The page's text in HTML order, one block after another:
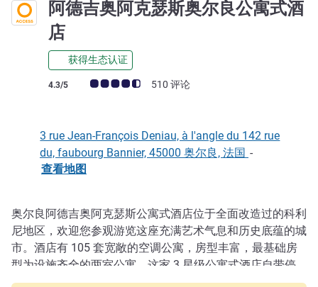
阿德吉奥阿克瑟斯奥尔良公寓式酒
店
获得生态认证
客户意见评级 (ALL 评级)
4.3/5 510 评论
3 rue Jean-François Deniau, à l'angle du 142 rue
du, faubourg Bannier, 45000 奥尔良, 法国 -
查看地图
描述
奥尔良阿德吉奥阿克瑟斯公寓式酒店位于全面改造过的科利
尼地区，欢迎您参观游览这座充满艺术气息和历史底蕴的城
市。酒店有 105 套宽敞的空调公寓，房型丰富，最基础房
型为设施齐全的两室公寓。这家 3 星级公寓式酒店自带停
车场，而且提供各种可选服务，是不错的旅行住宿地点。从